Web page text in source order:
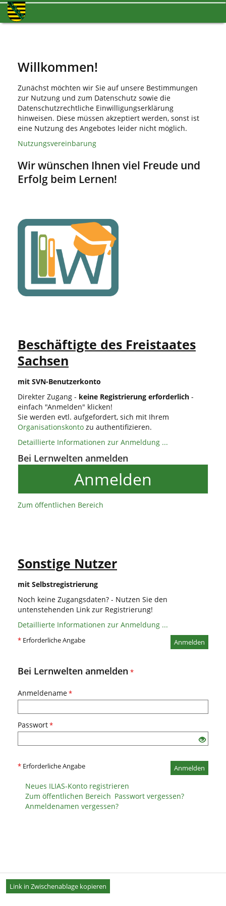
Willkommen!
Zunächst möchten wir Sie auf unsere Bestimmungen
zur Nutzung und zum Datenschutz sowie die
Datenschutzrechtliche Einwilligungserklärung
hinweisen. Diese müssen akzeptiert werden, sonst ist
eine Nutzung des Angebotes leider nicht möglich.
Nutzungsvereinbarung
Wir wünschen Ihnen viel Freude und
Erfolg beim Lernen!
Beschäftigte des Freistaates
Sachsen
mit SVN-Benutzerkonto
Direkter Zugang - keine Registrierung erforderlich -
einfach "Anmelden" klicken!
Sie werden evtl. aufgefordert, sich mit Ihrem
Organisationskonto zu authentifizieren.
Detaillierte Informationen zur Anmeldung ...
Bei Lernwelten anmelden
Anmelden
Zum öffentlichen Bereich
Sonstige Nutzer
mit Selbstregistrierung
Noch keine Zugangsdaten? - Nutzen Sie den
untenstehenden Link zur Registrierung!
Detaillierte Informationen zur Anmeldung ...
Anmelden
* Erforderliche Angabe
Bei Lernwelten anmelden *
Anmeldename*
Passwort*
* Erforderliche Angabe Anmelden
Neues ILIAS-Konto registrieren
Zum öffentlichen Bereich Passwort vergessen?
Anmeldenamen vergessen?
Link in Zwischenablage kopieren